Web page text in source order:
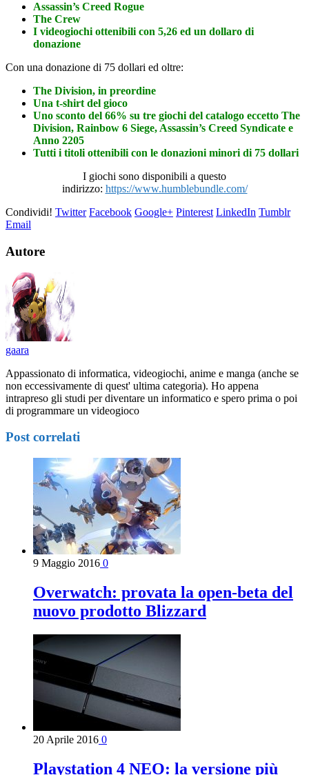
Assassin’s Creed Rogue
The Crew
I videogiochi ottenibili con 5,26 ed un dollaro di
donazione
Con una donazione di 75 dollari ed oltre:
The Division, in preordine
Una t-shirt del gioco
Uno sconto del 66% su tre giochi del catalogo eccetto The
Division, Rainbow 6 Siege, Assassin’s Creed Syndicate e
Anno 2205
Tutti i titoli ottenibili con le donazioni minori di 75 dollari
I giochi sono disponibili a questo
indirizzo: https://www.humblebundle.com/
Condividi! Twitter Facebook Google+ Pinterest LinkedIn Tumblr
Email
Autore
gaara
Appassionato di informatica, videogiochi, anime e manga (anche se
non eccessivamente di quest' ultima categoria). Ho appena
intrapreso gli studi per diventare un informatico e spero prima o poi
di programmare un videogioco
Post correlati
9 Maggio 2016 0
Overwatch: provata la open-beta del
nuovo prodotto Blizzard
20 Aprile 2016 0
Playstation 4 NEO: la versione più